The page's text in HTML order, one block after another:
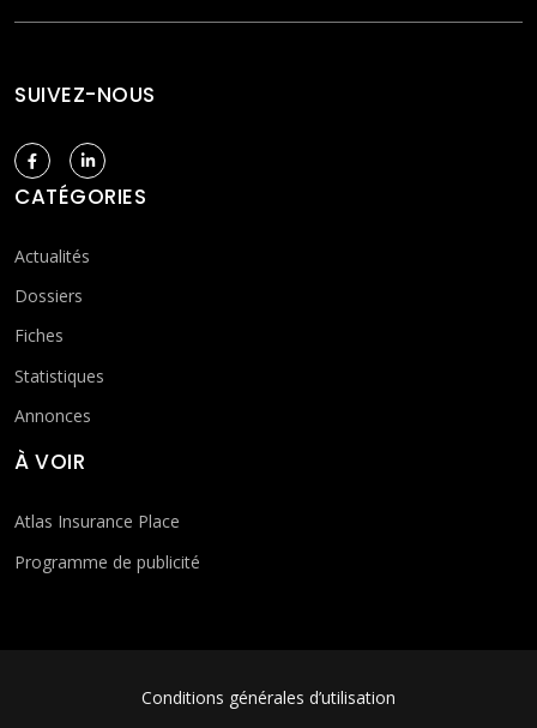
SUIVEZ-NOUS
CATÉGORIES
Actualités
Dossiers
Fiches
Statistiques
Annonces
À VOIR
Atlas Insurance Place
Programme de publicité
FOOTER MENUConditions générales d’utilisation